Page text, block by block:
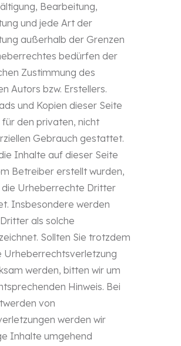
Bearbeitung,
und jede Art der
außerhalb der Grenzen
bedürfen der
Zustimmung des
Autors bzw. Erstellers.
und Kopien dieser Seite
für den privaten, nicht
Gebrauch gestattet.
Inhalte auf dieser Seite
Betreiber erstellt wurden,
Urheberrechte Dritter
Insbesondere werden
als solche
Sollten Sie trotzdem
Urheberrechtsverletzung
werden, bitten wir um
Hinweis. Bei
von
werden wir
Inhalte umgehend